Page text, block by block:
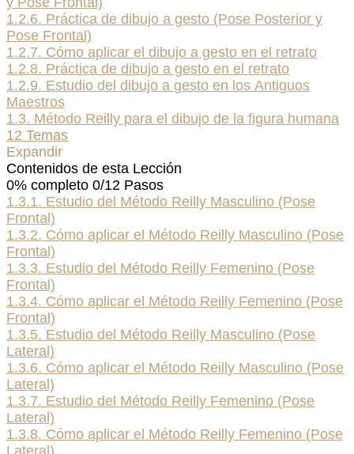
1.2.6. Práctica de dibujo a gesto (Pose Posterior y
Pose Frontal)
1.2.7. Cómo aplicar el dibujo a gesto en el retrato
1.2.8. Práctica de dibujo a gesto en el retrato
1.2.9. Estudio del dibujo a gesto en los Antiguos
Maestros
1.3. Método Reilly para el dibujo de la figura humana
12 Temas
Expandir
Contenidos de esta Lección
0% completo 0/12 Pasos
1.3.1. Estudio del Método Reilly Masculino (Pose
Frontal)
1.3.2. Cómo aplicar el Método Reilly Masculino (Pose
Frontal)
1.3.3. Estudio del Método Reilly Femenino (Pose
Frontal)
1.3.4. Cómo aplicar el Método Reilly Femenino (Pose
Frontal)
1.3.5. Estudio del Método Reilly Masculino (Pose
Lateral)
1.3.6. Cómo aplicar el Método Reilly Masculino (Pose
Lateral)
1.3.7. Estudio del Método Reilly Femenino (Pose
Lateral)
1.3.8. Cómo aplicar el Método Reilly Femenino (Pose
Lateral)